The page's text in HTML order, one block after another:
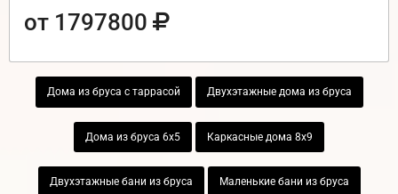
от 1797800
Дома из бруса с таррасой Двухэтажные дома из бруса
Дома из бруса 6х5 Каркасные дома 8х9
Двухэтажные бани из бруса Маленькие бани из бруса